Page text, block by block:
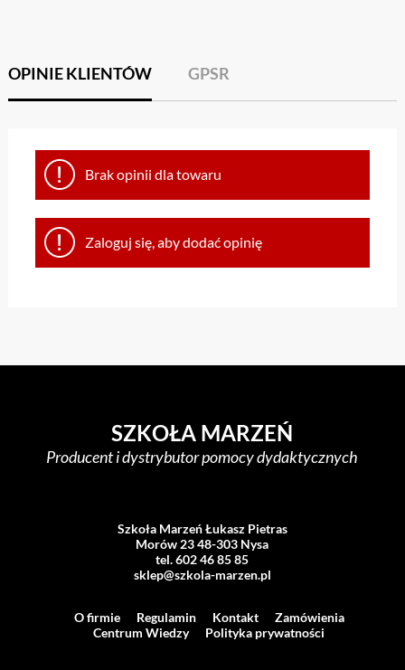
OPINIE KLIENTÓW GPSR
Brak opinii dla towaru
Zaloguj się, aby dodać opinię
SZKOŁA MARZEŃ
Producent i dystrybutor pomocy dydaktycznych
Szkoła Marzeń Łukasz Pietras
Morów 23 48-303 Nysa
tel. 602 46 85 85
sklep@szkola-marzen.pl
O firmie Regulamin Kontakt
Zamówienia
Centrum Wiedzy
Polityka prywatności